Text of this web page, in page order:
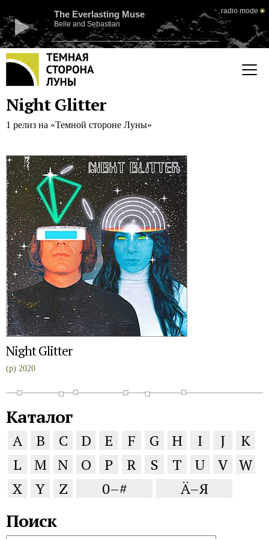
The Everlasting Muse
Belle and Sebastian
radio mode
Night Glitter
1 релиз на «Темной стороне Луны»
Night Glitter
(p) 2020
Каталог
A B C D E F G H I J
K
L
M N O P R S T U V W
X
Y Z 0–# Ä–Я
Поиск